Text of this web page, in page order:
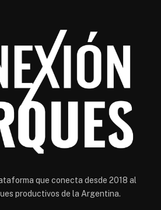
que conecta desde 2018 al
productivos de la Argentina.